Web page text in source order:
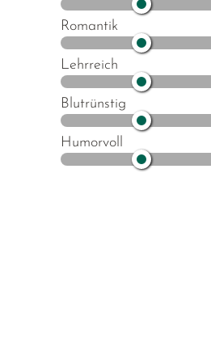
Romantik
Lehrreich
Blutrünstig
Humorvoll